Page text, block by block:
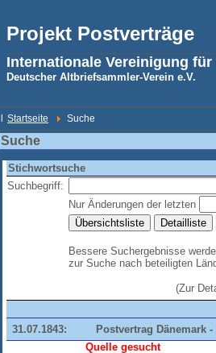
Projekt Postverträge
Internationale Vereinigung
Deutscher Altbriefsammler-Verein e.V.
Startseite Suche
Suche
Stichwortsuche
Suchbegriff:
Nur Änderungen der letzten
Bessere Suchergebnisse
zur Suche nach beteiligten
(Zur
31.07.1843:
Postvertrag Dänemark -
Quelle gesucht